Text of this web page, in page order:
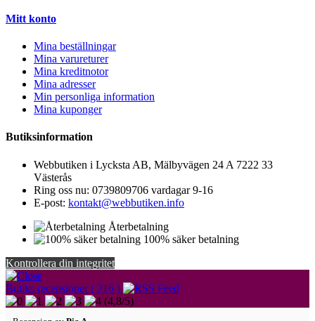
Mitt konto
Mina beställningar
Mina varureturer
Mina kreditnotor
Mina adresser
Min personliga information
Mina kuponger
Butiksinformation
Webbutiken i Lycksta AB, Mälbyvägen 24 A 7222 33
Västerås
Ring oss nu: 0739809706 vardagar 9-16
E-post: kontakt@webbutiken.info
Återbetalning
100% säker betalning
Kontrollera din integritet
Butiks recensioner ( 216 )
(4,8/5)